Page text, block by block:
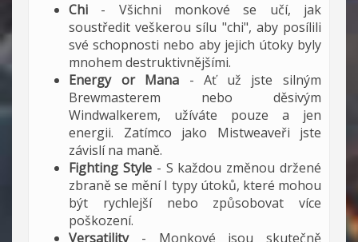
Chi - Všichni monkové se učí, jak
soustředit veškerou sílu "chi", aby posílili
své schopnosti nebo aby jejich útoky byly
mnohem destruktivnějšími.
Energy or Mana - Ať už jste silným
Brewmasterem nebo děsivým
Windwalkerem, užíváte pouze a jen
energii. Zatímco jako Mistweaveři jste
závislí na maně.
Fighting Style- S každou změnou držené
zbraně se mění I typy útoků, které mohou
být rychlejší nebo způsobovat více
poškození.
Versatility- Monkové jsou skutečně